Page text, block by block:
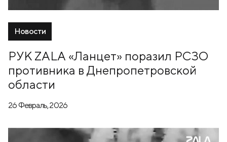
Новости
РУК ZALA «Ланцет» поразил РСЗО
противника в Днепропетровской
области
26 Февраль, 2026